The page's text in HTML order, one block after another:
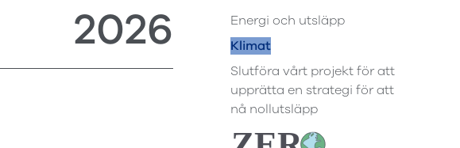
2026
Energi och utsläpp
Klimat
Slutföra vårt projekt för att
upprätta en strategi för att
nå nollutsläpp